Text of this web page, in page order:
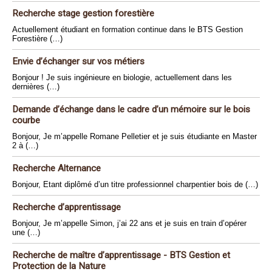
Recherche stage gestion forestière
Actuellement étudiant en formation continue dans le BTS Gestion
Forestière (…)
Envie d’échanger sur vos métiers
Bonjour ! Je suis ingénieure en biologie, actuellement dans les
dernières (…)
Demande d’échange dans le cadre d’un mémoire sur le bois
courbe
Bonjour, Je m’appelle Romane Pelletier et je suis étudiante en Master
2 à (…)
Recherche Alternance
Bonjour, Etant diplômé d’un titre professionnel charpentier bois de (…)
Recherche d’apprentissage
Bonjour, Je m’appelle Simon, j’ai 22 ans et je suis en train d’opérer
une (…)
Recherche de maître d’apprentissage - BTS Gestion et
Protection de la Nature